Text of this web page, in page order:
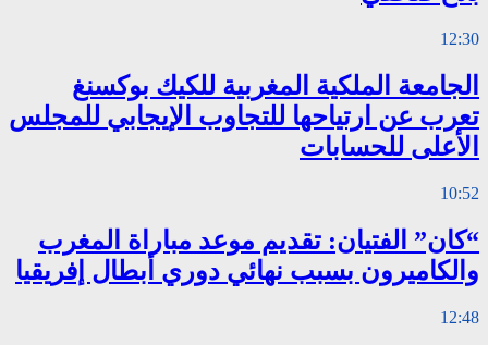
12:30
الجامعة الملكية المغربية للكيك بوكسنغ
تعرب عن ارتياحها للتجاوب الإيجابي للمجلس
الأعلى للحسابات
10:52
“كان” الفتيان: تقديم موعد مباراة المغرب
والكاميرون بسبب نهائي دوري أبطال إفريقيا
12:48